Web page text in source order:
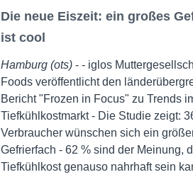
Die neue Eiszeit: ein großes
ist cool
Hamburg (ots)- - iglos
Foods veröffentlicht den
Bericht "Frozen in Focus" zu Trends
Tiefkühlkostmarkt - Die Studie zeigt:
Verbraucher wünschen sich ein
Gefrierfach - 62 % sind der Meinung,
Tiefkühlkost genauso nahrhaft sein